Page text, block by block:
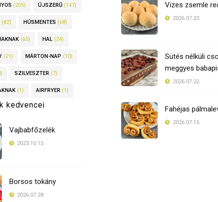
(205) ÚJSZERŰ(147)
(82) HÚSMENTES (68)
(65) HAL(24)
(21) MÁRTON-NAP (10)
SZILVESZTER(7)
(1) AIRFRYER(1)
kedvencei
Vajbabfőzelék
2023.10.15.
Borsos tokány
2026.07.28.
Vizes zsemle
2026.07.23.
Sütés nélküli
meggyes
2026.07.22.
Fahéjas
2026.07.15.